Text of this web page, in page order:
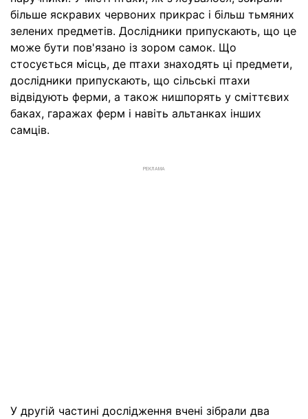
більше яскравих червоних прикрас і більш тьмяних
зелених предметів. Дослідники припускають, що це
може бути пов'язано із зором самок. Що
стосується місць, де птахи знаходять ці предмети,
дослідники припускають, що сільські птахи
відвідують ферми, а також нишпорять у сміттєвих
баках, гаражах ферм і навіть альтанках інших
самців.
РЕКЛАМА
У другій частині дослідження вчені зібрали два